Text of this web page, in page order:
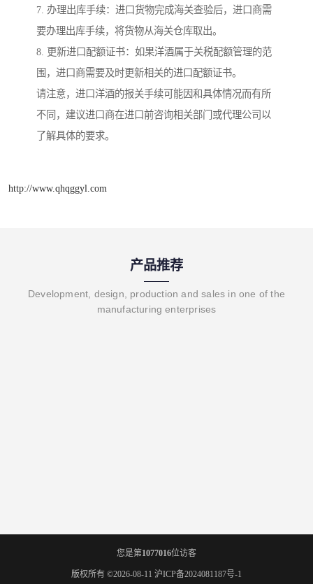
7. 办理出库手续：进口货物完成海关查验后，进口商需
要办理出库手续，将货物从海关仓库取出。
8. 更新进口配额证书：如果洋酒属于关税配额管理的范
围，进口商需要及时更新相关的进口配额证书。
请注意，进口洋酒的报关手续可能因和具体情况而有所
不同，建议进口商在进口前咨询相关部门或代理公司以
了解具体的要求。
http://www.qhqggyl.com
产品推荐
Development, design, production and sales in one of the
manufacturing enterprises
您是第1077016位访客
版权所有 ©2026-08-11 沪ICP备2024081187号-1